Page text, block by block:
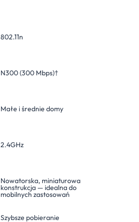
802.11n
N300 (300 Mbps)†
Małe i średnie domy
2.4GHz
Nowatorska, miniaturowa
konstrukcja — idealna do
mobilnych zastosowań
Szybsze pobieranie